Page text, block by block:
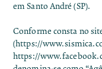
em Santo André (SP).
Conforme consta no
(https://
https://